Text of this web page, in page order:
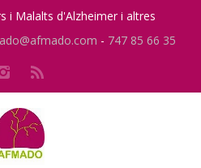
i Malalts d'Alzheimer i altres
- 747 85 66 35